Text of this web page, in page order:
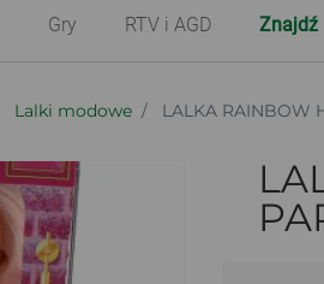
Gry RTV i AGD Znajdź
Lalki modowe LALKA RAINBOW